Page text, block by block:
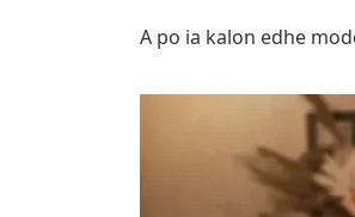
A po ia kalon edhe